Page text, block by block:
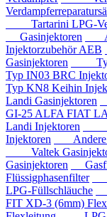
Tartarini LPG-
Gasinjektoren
Injektorzubehör AEB
Gasinjektoren
Typ
Typ IN03 BRC
Typ KN8 Keihin
Landi Gasinjektoren
GI-25 ALFA FIAT
Landi Injektoren
Injektoren
Andere
Valtek
Gasinjektoren
Flüssigphasenfilter
LPG-Füllschläuche
FIT XD-3 (6mm)